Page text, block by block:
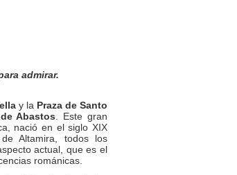
admirar.
y la Praza de Santo
Abastos . Este gran
nació en el siglo XIX
Altamira, todos los
actual, que es el
románicas.